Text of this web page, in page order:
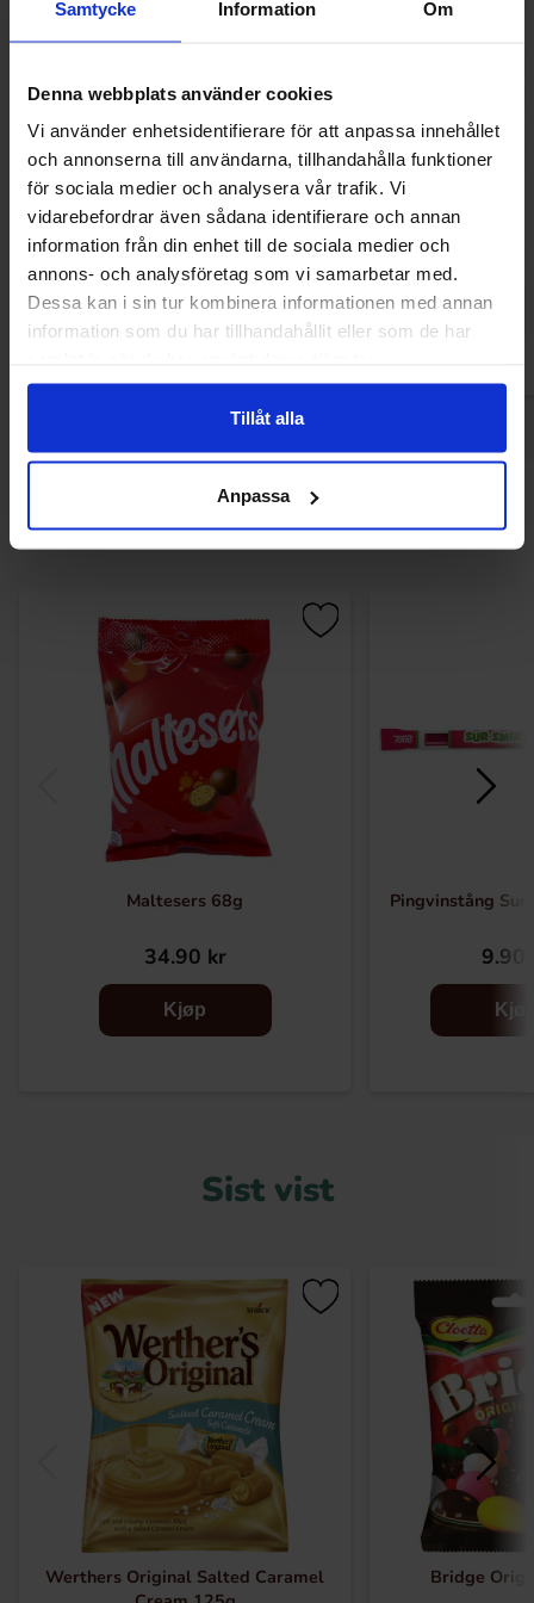
Samtycke Information Om
Denna webbplats använder cookies
Vi använder enhetsidentifierare för att anpassa innehållet
och annonserna till användarna, tillhandahålla funktioner
för sociala medier och analysera vår trafik. Vi
vidarebefordrar även sådana identifierare och annan
information från din enhet till de sociala medier och
annons- och analysföretag som vi samarbetar med.
Dessa kan i sin tur kombinera informationen med annan
information som du har tillhandahållit eller som de har
Tillåt alla
Anpassa
Fruittella Juicy Chews 135g
34.99 kr
Kjøp
Andre kjøpte også
Maltesers 68g
34.90 kr
Kjøp
Pingvinstång
9.90
Sist vist
Werthers Original Salted Caramel
Bridge